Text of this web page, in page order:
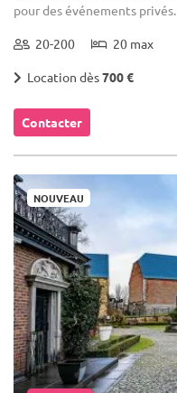
pour des événements privés.
20-200 20 max
Location dès700 €
Contacter
NOUVEAU